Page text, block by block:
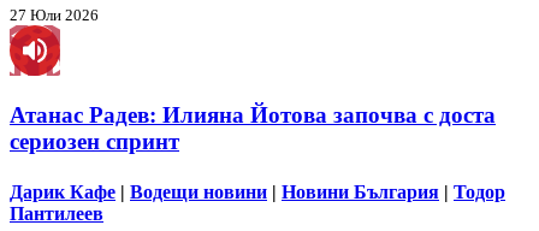
27 Юли 2026
Атанас Радев: Илияна Йотова започва с доста
сериозен спринт
Дарик Кафе | Водещи новини | Новини България | Тодор
Пантилеев